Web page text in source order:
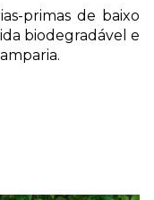
primas de baixo
biodegradável e